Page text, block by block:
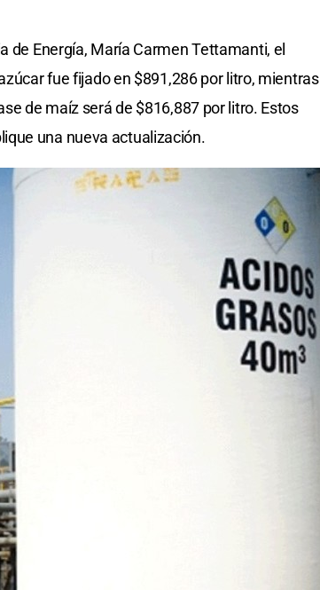
de Energía, María Carmen Tettamanti, el
fue fijado en $891,286 por litro, mientras
de maíz será de $816,887 por litro. Estos
una nueva actualización.